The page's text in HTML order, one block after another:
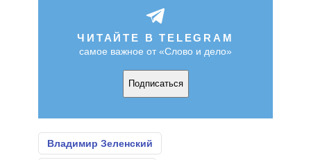
ЧИТАЙТЕ В TELEGRAM
самое важное от «Слово и дело»
Подписаться
Владимир Зеленский